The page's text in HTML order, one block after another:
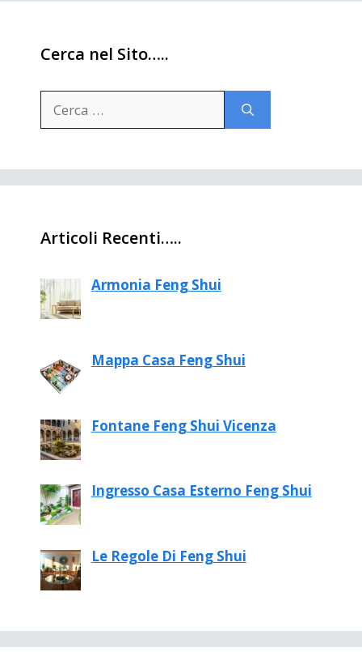
Cerca nel Sito…..
per:
Articoli Recenti…..
Armonia Feng Shui
Mappa Casa Feng Shui
Fontane Feng Shui Vicenza
Ingresso Casa Esterno Feng Shui
Le Regole Di Feng Shui